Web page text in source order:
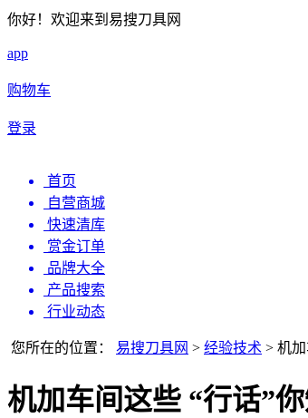
你好！欢迎来到易搜刀具网
app
购物车
登录
首页
自营商城
快速清库
赏金订单
品牌大全
产品搜索
行业动态
您所在的位置： 易搜刀具网 > 经验技术 > 机加
机加车间这些 “行话”你